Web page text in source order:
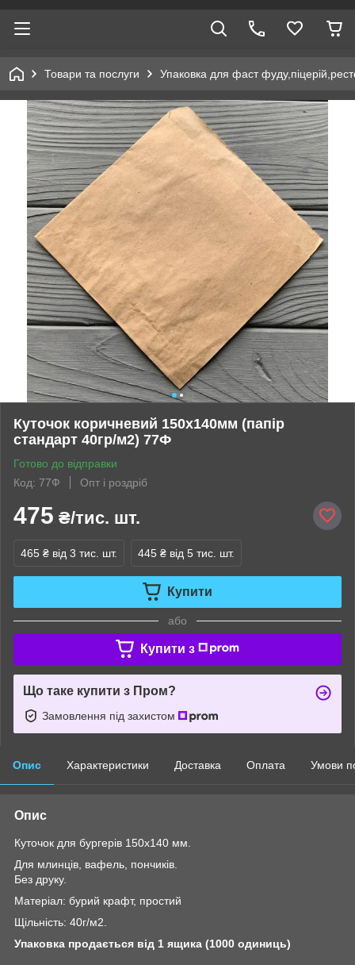
Товари та послуги Упаковка для фаст
Куточок коричневий 150х140мм (папір
стандарт 40гр/м2) 77Ф
Готово до відправки
Код: 77Ф
Опт і роздріб
475 ₴/тис. шт.
465 ₴ від 3 тис. шт. 445 ₴ від 5 тис. шт.
Купити
або
Купити з
Що таке купити з Пром?
Замовлення під захистом
Опис Характеристики Доставка Оплата Умови
Опис
Куточок для бургерів 150х140 мм.
Для млинців, вафель, пончиків.
Без друку.
Матеріал: бурий крафт, простий
Щільність: 40г/м2.
Упаковка продається від 1 ящика (1000 одиниць)